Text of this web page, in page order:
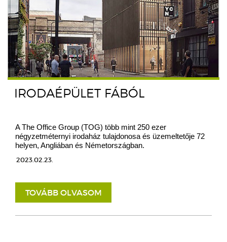
IRODAÉPÜLET FÁBÓL
A The Office Group (TOG) több mint 250 ezer
négyzetméternyi irodaház tulajdonosa és üzemeltetője 72
helyen, Angliában és Németországban.
2023.02.23.
TOVÁBB OLVASOM